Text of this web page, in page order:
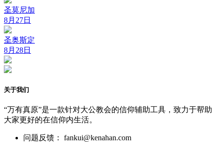
圣莫尼加
8月27日
圣奥斯定
8月28日
关于我们
“万有真原”是一款针对大公教会的信仰辅助工具，致力于帮助
大家更好的在信仰内生活。
问题反馈： fankui@kenahan.com